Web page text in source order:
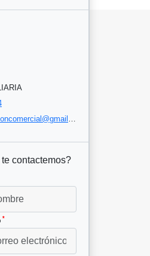
contactemos?
*